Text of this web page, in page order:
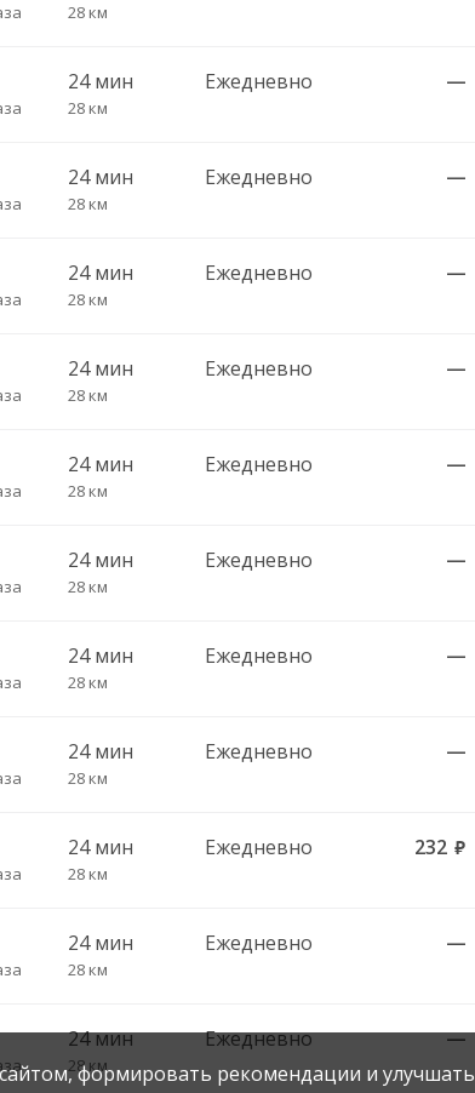
28 км
24 мин
28 км
Ежедневно —
24 мин
28 км
Ежедневно —
24 мин
28 км
Ежедневно —
24 мин
28 км
Ежедневно —
24 мин
28 км
Ежедневно —
24 мин
28 км
Ежедневно —
24 мин
28 км
Ежедневно —
24 мин
28 км
Ежедневно —
24 мин
28 км
Ежедневно 232 руб.
24 мин
28 км
Ежедневно —
24 мин
28 км
Ежедневно —
формировать рекомендации и улучшать